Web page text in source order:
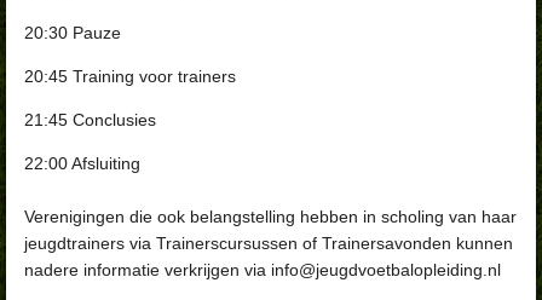
20:30 Pauze
20:45 Training voor trainers
21:45 Conclusies
22:00 Afsluiting
Verenigingen die ook belangstelling hebben in scholing van haar
jeugdtrainers via Trainerscursussen of Trainersavonden kunnen
nadere informatie verkrijgen via info@jeugdvoetbalopleiding.nl